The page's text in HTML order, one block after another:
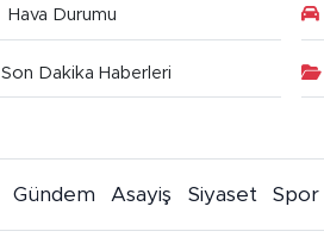
Hava Durumu
Son Dakika Haberleri
Gündem Asayiş Siyaset Spor